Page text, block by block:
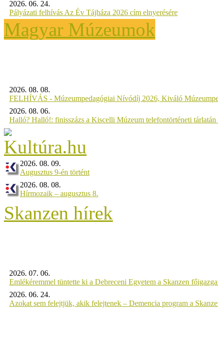
2026. 06. 24.
Pályázati felhívás Az Év Tájháza 2026 cím elnyerésére
Magyar Múzeumok
2026. 08. 08.
FELHÍVÁS - Múzeumpedagógiai Nívódíj 2026, Kiváló
2026. 08. 06.
Halló? Halló!: finisszázs a Kiscelli Múzeum telefontörténeti tárlatán
2026. 08. 09.
Augusztus 9-én történt
2026. 08. 08.
Hírmozaik – augusztus 8.
Skanzen hírek
2026. 07. 06.
Emlékéremmel tüntette ki a Debreceni Egyetem a Skanzen
2026. 06. 24.
Azokat sem felejtjük, akik felejtenek – Demencia program a